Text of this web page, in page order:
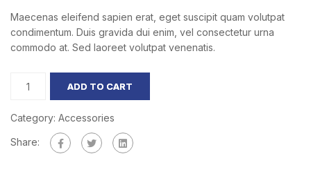
Maecenas eleifend sapien erat, eget suscipit quam volutpat
condimentum. Duis gravida dui enim, vel consectetur urna
commodo at. Sed laoreet volutpat venenatis.
ADD TO CART
Category: Accessories
Share: